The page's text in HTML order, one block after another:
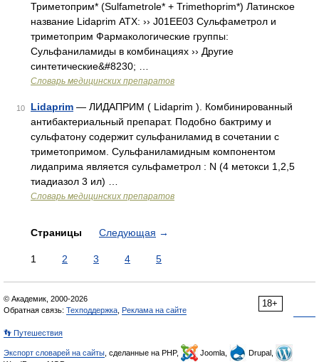
Триметоприм* (Sulfametrole* + Trimethoprim*) Латинское
название Lidaprim АТХ: ›› J01EE03 Сульфаметрол и
триметоприм Фармакологические группы:
Сульфаниламиды в комбинациях ›› Другие
синтетические&#8230; …
Словарь медицинских препаратов
10 Lidaprim — ЛИДАПРИМ ( Lidaprim ). Комбинированный
антибактериальный препарат. Подобно бактриму и
сульфатону содержит сульфаниламид в сочетании с
триметопримом. Сульфаниламидным компонентом
лидаприма является сульфаметрол : N (4 метокси 1,2,5
тиадиазол 3 ил) …
Словарь медицинских препаратов
Страницы Следующая →
1 2 3 4 5
18+
© Академик, 2000-2026
Обратная связь: Техподдержка Реклама на сайте
👣 Путешествия
Экспорт словарей на сайты , сделанные на PHP, Joomla,
Drupal,